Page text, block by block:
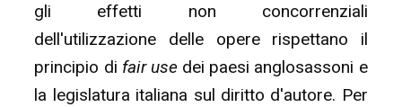
gli effetti non concorrenziali
dell'utilizzazione delle opere rispettano il
principio di fair usedei paesi anglosassoni e
la legislatura italiana sul diritto d'autore. Per